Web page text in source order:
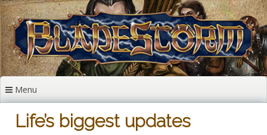
Skip
to
content
Menu
Life’s biggest updates